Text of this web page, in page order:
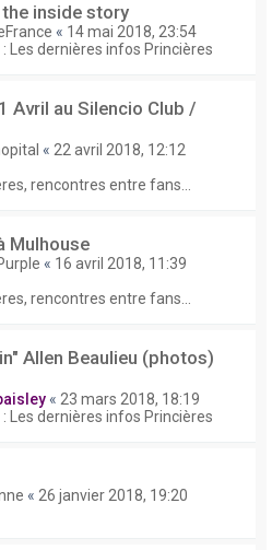
the inside story
« 14 mai 2018, 23:54
Les dernières infos Princières
Avril au Silencio Club /
« 22 avril 2018, 12:12
rencontres entre fans...
Mulhouse
« 16 avril 2018, 11:39
rencontres entre fans...
Allen Beaulieu (photos)
« 23 mars 2018, 18:19
Les dernières infos Princières
« 26 janvier 2018, 19:20